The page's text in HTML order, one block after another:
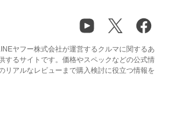
ヤフー株式会社が運営するクルマに関するあ
するサイトです。価格やスペックなどの公式情
リアルなレビューまで購入検討に役立つ情報を